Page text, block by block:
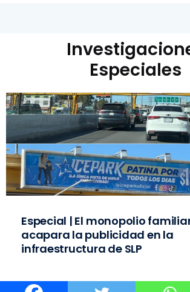
Especiales
Especial | El monopolio
acapara la publicidad en la
infraestructura de SLP